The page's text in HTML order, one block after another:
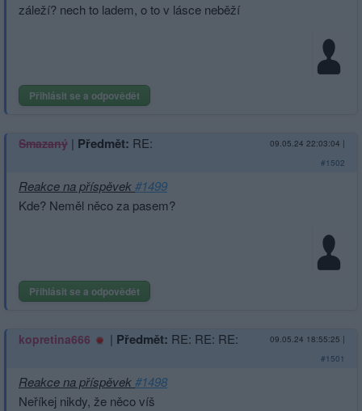
záleží? nech to ladem, o to v lásce neběží
Přihlásit se a odpovědět
Smazaný | Předmět: RE: 09.05.24 22:03:04 |
#1502
Reakce na příspěvek#1499
Kde? Neměl něco za pasem?
Přihlásit se a odpovědět
kopretina666 | Předmět: RE: RE: RE: 09.05.24 18:55:25 |
#1501
Reakce na příspěvek#1498
Neříkej nikdy, že něco víš